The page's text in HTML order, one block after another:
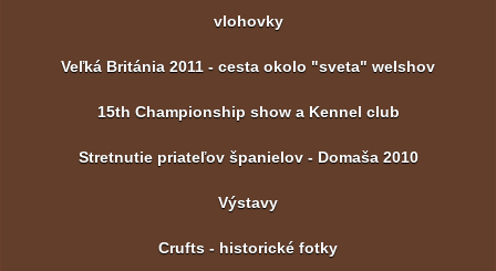
vlohovky
Veľká Británia 2011 - cesta okolo "sveta" welshov
15th Championship show a Kennel club
Stretnutie priateľov španielov - Domaša 2010
Výstavy
Crufts - historické fotky